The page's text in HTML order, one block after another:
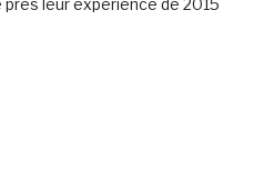
près leur expérience de 2015